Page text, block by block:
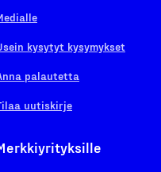
kysytyt kysymykset
palautetta
uutiskirje